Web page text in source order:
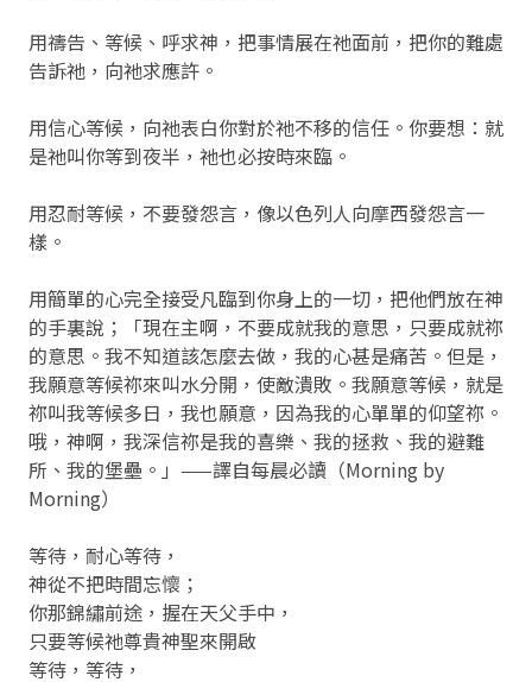
用禱告、等候、呼求神，把事情展在祂面前，把你的難處
告訴祂，向祂求應許。
用信心等候，向祂表白你對於祂不移的信任。你要想：就
是祂叫你等到夜半，祂也必按時來臨。
用忍耐等候，不要發怨言，像以色列人向摩西發怨言一
樣。
用簡單的心完全接受凡臨到你身上的一切，把他們放在神
的手裏說；「現在主啊，不要成就我的意思，只要成就祢
的意思。我不知道該怎麼去做，我的心甚是痛苦。但是，
我願意等候祢來叫水分開，使敵潰敗。我願意等候，就是
祢叫我等候多日，我也願意，因為我的心單單的仰望祢。
哦，神啊，我深信祢是我的喜樂、我的拯救、我的避難
所、我的堡壘。」——譯自每晨必讀（Morning by
Morning）
等待，耐心等待，
神從不把時間忘懷；
你那錦繡前途，握在天父手中，
只要等候祂尊貴神聖來開啟
等待，等待，